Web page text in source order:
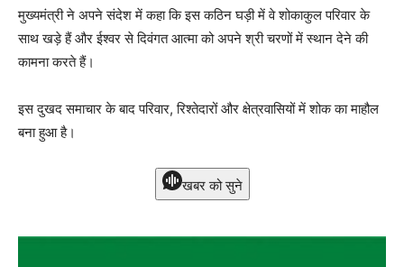
मुख्यमंत्री ने अपने संदेश में कहा कि इस कठिन घड़ी में वे शोकाकुल परिवार के
साथ खड़े हैं और ईश्वर से दिवंगत आत्मा को अपने श्री चरणों में स्थान देने की
कामना करते हैं।
इस दुखद समाचार के बाद परिवार, रिश्तेदारों और क्षेत्रवासियों में शोक का माहौल
बना हुआ है।
खबर को सुने